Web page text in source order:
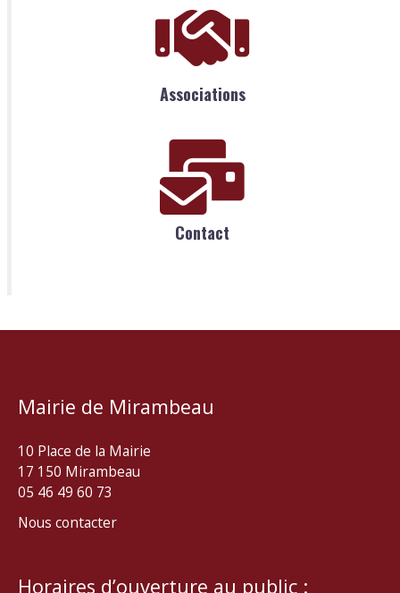
Associations
Contact
Mairie de Mirambeau
10 Place de la Mairie
17 150 Mirambeau
05 46 49 60 73
Nous contacter
Horaires d’ouverture au public :